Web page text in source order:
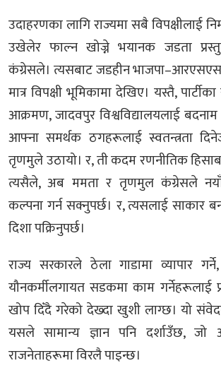
उदाहरणका लागि राज्यमा सबै विपक्षीलाई
उखेलेर फाल्न खोज्ने भयानक जडता
कंग्रेसले। त्यसबाट जडहीन
मात्र विपक्षी भूमिकामा देखिए। यस्तै,
आक्रमण, जादवपुर विश्वविद्यालयलाई
आफ्ना समर्थक ठगहरूलाई स्वतन्त्रता
तृणमुले उठायो। र, ती कदम रणनीतिक
त्यसैले, अब ममता र तृणमुल कंग्रेसले नयाँ
कल्पना गर्न सक्नुपर्छ। र, त्यसलाई साकार
दिशा पक्रिनुपर्छ।
राज्य सरकारले ठेला गाडामा व्यापार
यौनकर्मीलगायत सडकमा काम गर्नेहरूलाई
खोप दिँदै गरेको देख्दा खुशी लाग्छ। यो
यसले सामान्य ज्ञान पनि दर्शाउँछ, जो
राजनेताहरूमा विरलै पाइन्छ।